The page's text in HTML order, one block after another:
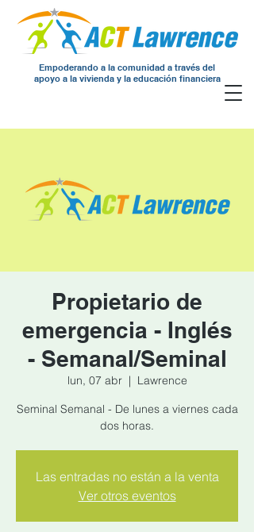
Empoderando a la comunidad a través del
apoyo a la vivienda y la educación financiera
Propietario de
emergencia - Inglés
- Semanal/Seminal
lun, 07 abr
  |
Lawrence
Seminal Semanal - De lunes a viernes cada
dos horas.
Las entradas no están a la venta
Ver otros eventos